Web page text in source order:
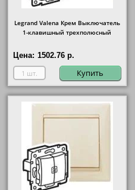
Legrand Valena Крем Выключатель
1-клавишный трехполюсный
Цена: 1502.76 р.
Купить